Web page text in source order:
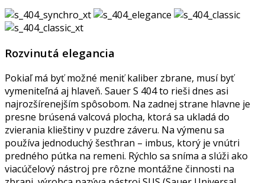
Rozvinutá elegancia
Pokiaľ má byť možné meniť kaliber zbrane, musí byť
vymeniteľná aj hlaveň. Sauer S 404 to rieši dnes asi
najrozšírenejším spôsobom. Na zadnej strane hlavne je
presne brúsená valcová plocha, ktorá sa ukladá do
zvierania klieštiny v puzdre záveru. Na výmenu sa
používa jednoduchý šesťhran – imbus, ktorý je vnútri
predného pútka na remeni. Rýchlo sa sníma a slúži ako
viacúčelový nástroj pre rôzne montážne činnosti na